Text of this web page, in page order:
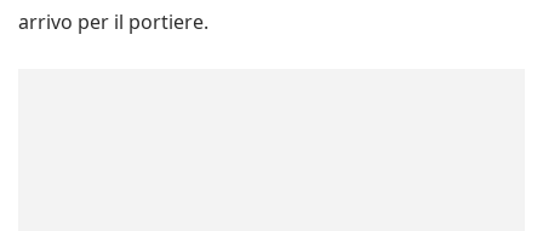
arrivo per il portiere.